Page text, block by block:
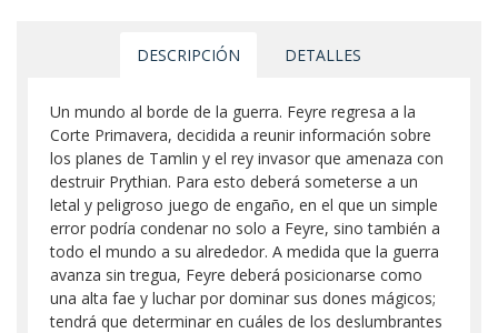
DESCRIPCIÓN DETALLES
Un mundo al borde de la guerra. Feyre regresa a la
Corte Primavera, decidida a reunir información sobre
los planes de Tamlin y el rey invasor que amenaza con
destruir Prythian. Para esto deberá someterse a un
letal y peligroso juego de engaño, en el que un simple
error podría condenar no solo a Feyre, sino también a
todo el mundo a su alrededor. A medida que la guerra
avanza sin tregua, Feyre deberá posicionarse como
una alta fae y luchar por dominar sus dones mágicos;
tendrá que determinar en cuáles de los deslumbrantes